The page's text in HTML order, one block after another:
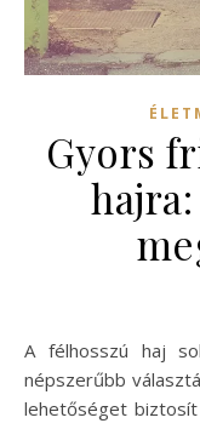
Gyors
A félhosszú haj sokoldalúságának köszönhetően egyre
népszerűbb
lehetőséget